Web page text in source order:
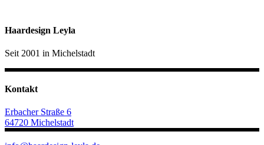
Haardesign Leyla
Seit 2001 in Michelstadt
Kontakt
Erbacher Straße 6
64720 Michelstadt